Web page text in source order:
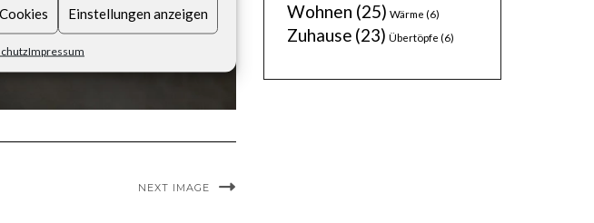
Einstellungen anzeigen
Impressum
NEXT IMAGE
Wohnen (25) Wärme (6)
Zuhause(23) Übertöpfe (6)